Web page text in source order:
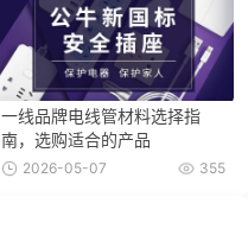
一线品牌电线管材料选择指
南，选购适合的产品
355
2026-05-07